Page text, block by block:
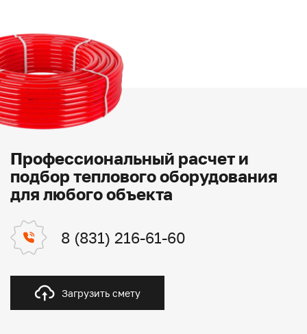
Профессиональный расчет и
подбор теплового оборудования
для любого объекта
8 (831) 216-61-60
Загрузить смету